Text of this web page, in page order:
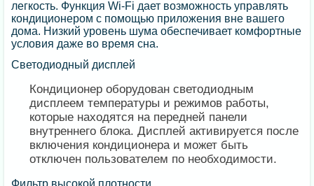
легкость. Функция Wi-Fi дает возможность управлять
кондиционером с помощью приложения вне вашего
дома. Низкий уровень шума обеспечивает комфортные
условия даже во время сна.
Светодиодный дисплей
Кондиционер оборудован светодиодным
дисплеем температуры и режимов работы,
которые находятся на передней панели
внутреннего блока. Дисплей активируется после
включения кондиционера и может быть
отключен пользователем по необходимости.
Фильтр высокой плотности